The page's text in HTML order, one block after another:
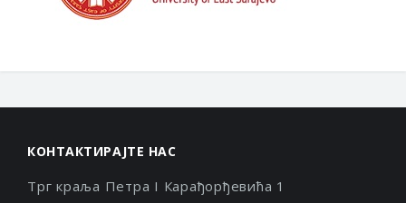
КОНТАКТИРАЈТЕ НАС
Трг краља Петра I Карађорђевића 1